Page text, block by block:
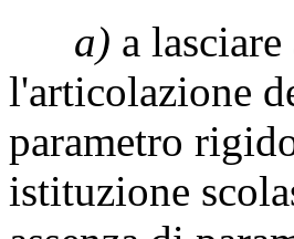
a) a
l'articolazione
parametro
istituzione